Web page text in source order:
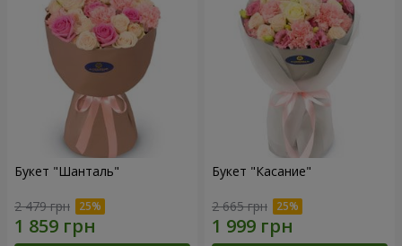
Букет "Шанталь"
2 479 грн
Букет "Касание"
2 665 грн